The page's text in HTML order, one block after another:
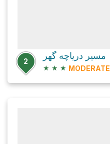
2
مسیر دریاچه گهر
★ ★ ★ MODERATE